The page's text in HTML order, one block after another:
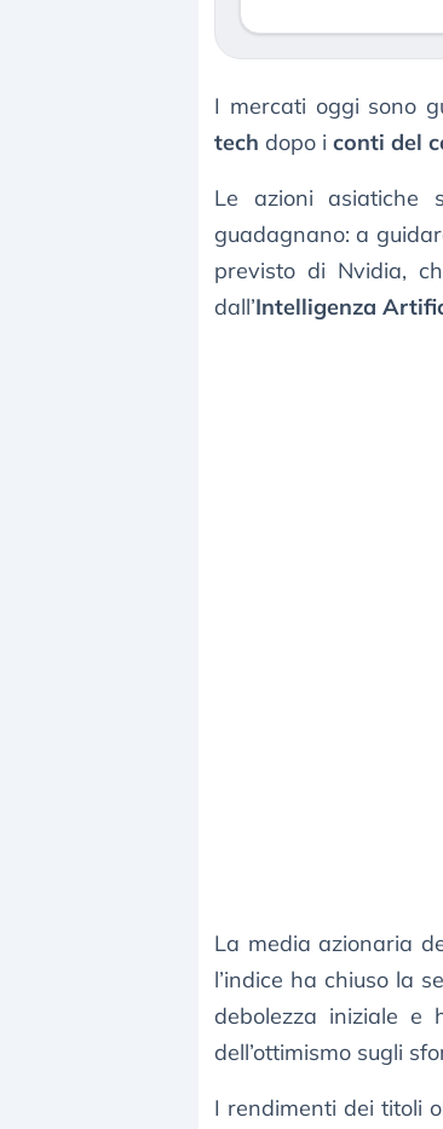
I mercati oggi sono
tech dopo i conti del
Le azioni asiatiche
guadagnano: a
previsto di Nvidia,
dall’Intelligenza
La media azionaria
l’indice ha chiuso la
debolezza iniziale e
dell’ottimismo sugli
I rendimenti dei titoli